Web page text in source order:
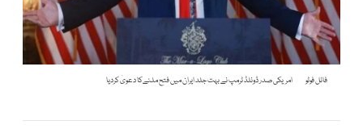
فائل فوٹو امریکی صدر ڈونلڈ ٹرمپ نے بہت جلد ایران میں فتح ملنےکا دعویٰ کردیا